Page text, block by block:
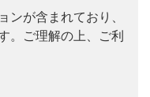
ンが含まれており、
。ご理解の上、ご利